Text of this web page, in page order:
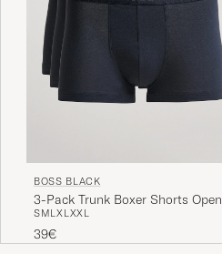
BOSS BLACK
3-Pack Trunk Boxer Shorts Open
Blue
SMLXL XXL
39€